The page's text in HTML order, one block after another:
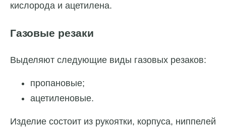
кислорода и ацетилена.
Газовые резаки
Выделяют следующие виды газовых резаков:
пропановые;
ацетиленовые.
Изделие состоит из рукоятки, корпуса, ниппелей